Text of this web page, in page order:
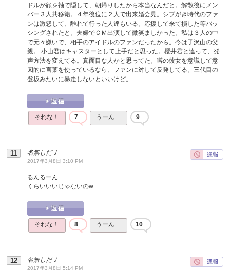
ドルが顔を袖で隠して、朝帰りしたから本当なんだと。解散後にメン
バー３人共移籍。４年後位に２人で出来婚会見。シブがき時代のファ
ンは激怒して、離れて行った人達もいる。応援して来て損した等バッ
シングされたと。夫婦でＣＭ出演して微笑ましかった。私は３人の中
で元々嫌いで、相手のアイドルのファンだったから。今は子沢山の父
親。 小山君はキャスターとして上手だと思った。櫻井君と違って、発
声方法を変えてる。真面目な人かと思ってた。噂の彼女を意識して意
図的に言葉を使っているなら、ファンに対して反発してる。三代目の
登坂みたいに暴走しないといいけど。
それな！ 7 うーん… 9
名無しだＪ
2017年3月8日 3:10 PM
るんるーん
くらいいいじゃないのw
それな！ 8 うーん… 10
名無しだＪ
2017年3月8日 5:14 PM